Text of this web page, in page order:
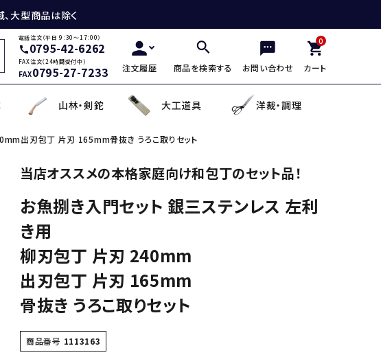
大型商品は除く
電話注文（平日 9:30～17:00）
call0795-42-6262
FAX注文（24時間受付中）
FAX0795-27-7233 注文履歴 商品を検索する お問い合わせ
0
カート
き・骨スキ 麺切り包丁
ケース
ド砥石
面直し砥石
ス用品
造林鎌
ード
充電式除草機
ナー
り
理機・耕耘機爪 土農工具
ケース
山林・剣鉈
・角返し 登山用杖・トレッキ
大工道具
手鉤
洋裁・調理
・盛台 越前箸
出刃包丁 片刃 165mm骨抜き うろこ取りセット
当店オススメの本格家庭向け和包丁のセット品！
お魚捌き入門セット 銀三ステンレス 左利
き用
柳刃包丁 片刃 240mm
出刃包丁 片刃 165mm
骨抜き うろこ取りセット
商品番号 1113163